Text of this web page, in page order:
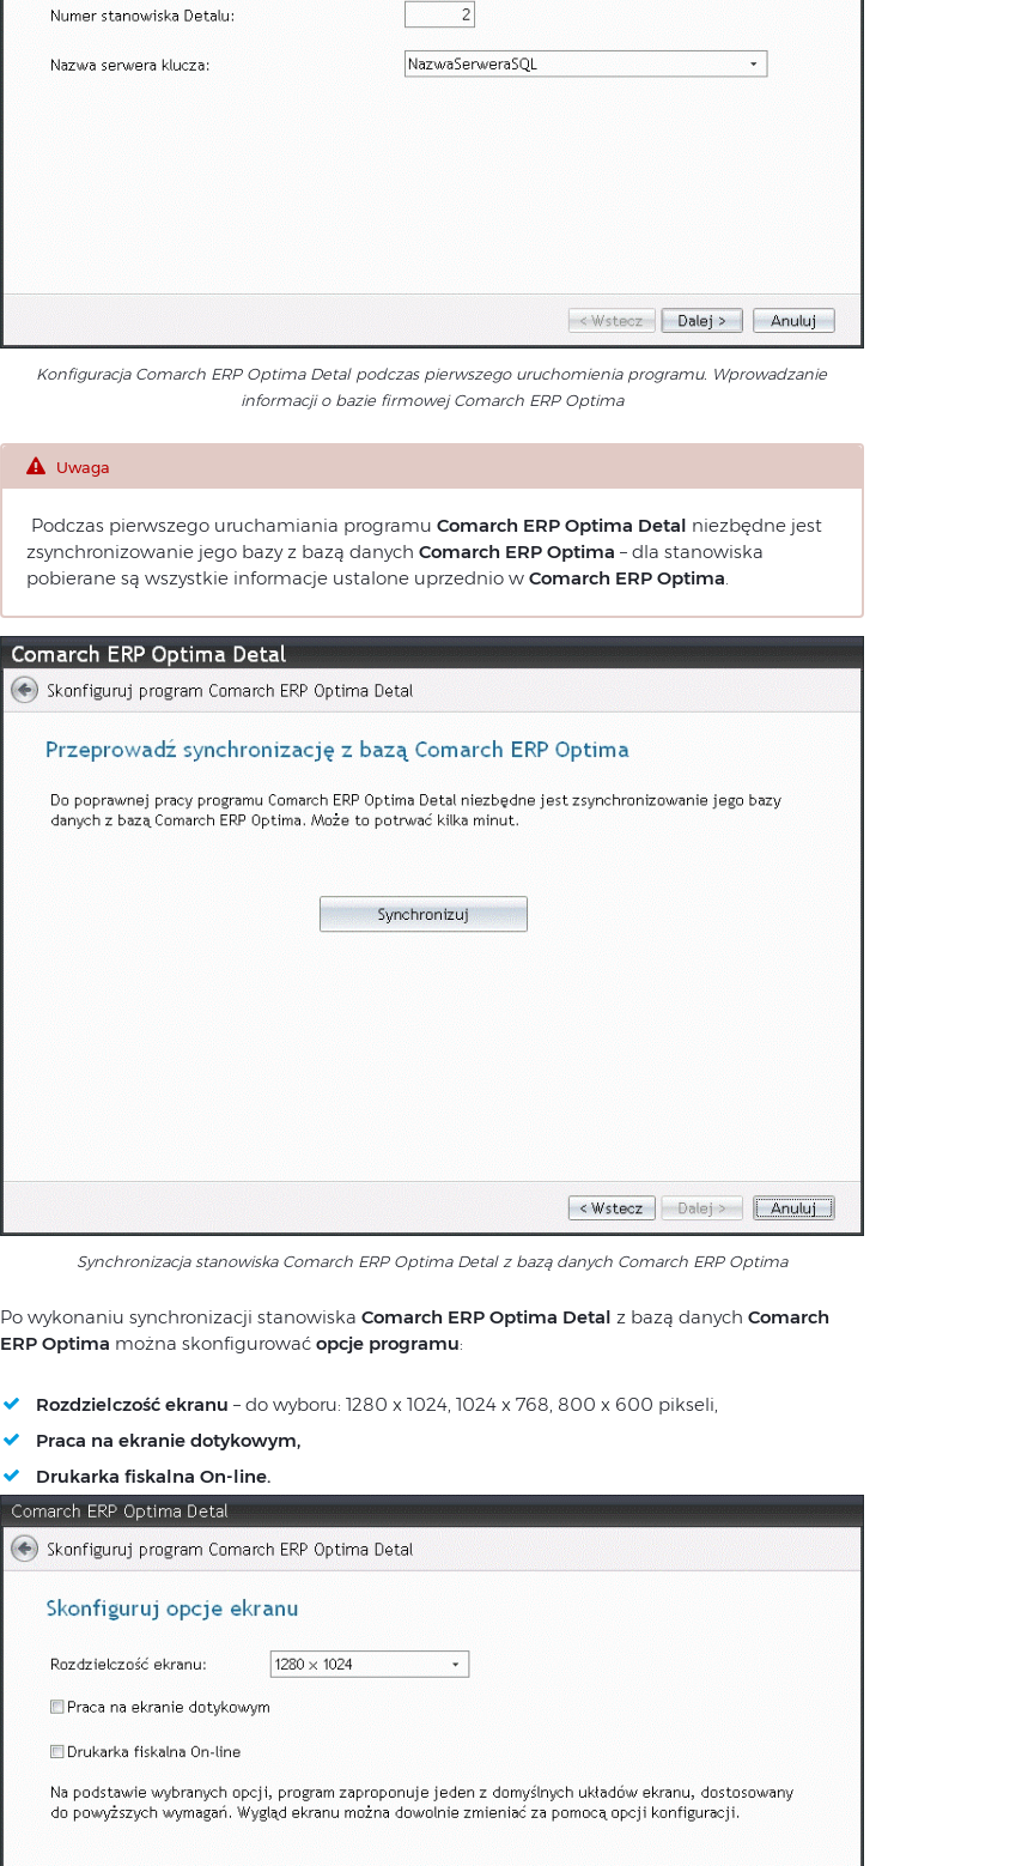
Konfiguracja Comarch ERP Optima Detal podczas pierwszego uruchomienia programu. Wprowadzanie
informacji o bazie firmowej Comarch ERP Optima
Uwaga
Podczas pierwszego uruchamiania programu Comarch ERP Optima Detal niezbędne jest
zsynchronizowanie jego bazy z bazą danych Comarch ERP Optima – dla stanowiska
pobierane są wszystkie informacje ustalone uprzednio w Comarch ERP Optima
Synchronizacja stanowiska Comarch ERP Optima Detal z bazą danych Comarch ERP Optima
Po wykonaniu synchronizacji stanowiska Comarch ERP Optima Detal z bazą danych Comarch
ERP Optima można skonfigurować opcje programu:
Rozdzielczość ekranu – do wyboru: 1280 x 1024, 1024 x 768, 800 x 600 pikseli,
Praca na ekranie dotykowym,
Drukarka fiskalna On-line.